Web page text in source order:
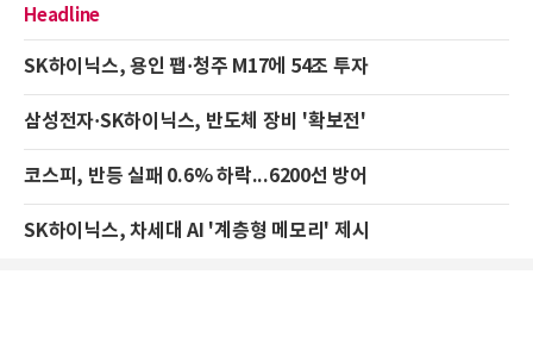
Headline
SK하이닉스, 용인 팹·청주 M17에 54조 투자
삼성전자·SK하이닉스, 반도체 장비 '확보전'
코스피, 반등 실패 0.6% 하락...6200선 방어
SK하이닉스, 차세대 AI '계층형 메모리' 제시